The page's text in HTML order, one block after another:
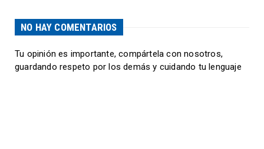
NO HAY COMENTARIOS
Tu opinión es importante, compártela con nosotros,
guardando respeto por los demás y cuidando tu lenguaje